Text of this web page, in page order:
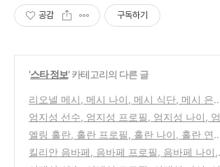
공감 구독하기
'스타 정보' 카테고리의 다른 글
리오넬 메시, 메시 나이, 메시 식단, 메시 은퇴,
메시 월드컵
(0)
엄지성 선수, 엄지성 프로필, 엄지성 나이, 엄
지성 연봉, 엄지성 포지션
(0)
엘링 홀란, 홀란 프로필, 홀란 나이, 홀란 연봉,
홀란 월드컵
(0)
킬리안 음바페, 음바페 프로필, 음바페 나이,